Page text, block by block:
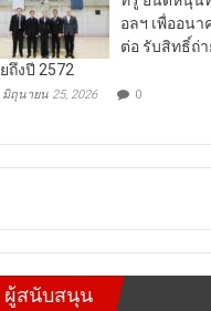
อลฯ เพื่ออน
ต่อ รับสิทธิ์ถ่
ถึงปี 2572
มิถุนายน 25, 2026 0
ผู้สนับสนุน